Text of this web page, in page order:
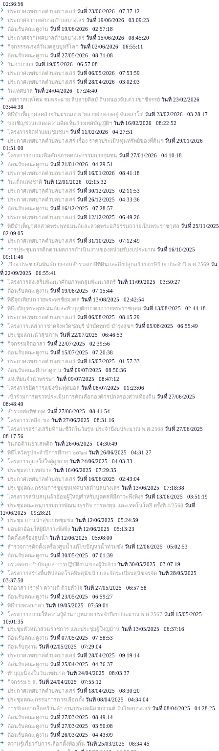
02:36:56
ประกาศเทศบาลตำบลบางเสร่ วันที่ 23/06/2026 07:37:12
ประกาศจากเทศบาลตำบลบางเสร่ วันที่ 19/06/2026 03:09:23
ต้อนรับคณะดูงาน วันที่ 19/06/2026 02:57:18
ประกาศจากเทศบาลตำบลบางเสร่ วันที่ 15/06/2026 08:45:20
กิจกรรรณรงค์วันงดสูบบุหรี่โลก วันที่ 02/06/2026 06:55:11
ต้อนรับคณะดูงาน วันที่ 27/05/2026 08:31:08
วันอาภากร วันที่ 19/05/2026 06:57:08
ประกาศเทศบาลตำบลบางเสร่ วันที่ 06/05/2026 07:53:59
ประกาศเทศบาลตำบลบางเสร่ วันที่ 28/04/2026 03:02:03
วันเทศบาล วันที่ 24/04/2026 07:24:40
เทศกาลแห่โคม ชมพระฉาย สืบสายศิลป์ ถิ่นหนองจับเต่า เขาชีจรรย์ วันที่ 23/02/2026
03:44:38
พิธีบำเพ็ญกุศลคล้ายวันมรณภาพ 'หลวงพ่อทองอยู่ จันทสาโร' วันที่ 23/02/2026 03:28:17
ขอเชิญชวนแสดงความคิดเห็นร่างเทศบัญญัติฯ วันที่ 16/02/2026 08:22:52
โครงการจัดทำแผนชุมชนฯ วันที่ 11/02/2026 04:27:51
ประกาศเทศบาลตำบลบางเสร่ เรื่อง ราคาประเมินทุนทรัพย์ของที่ดินฯ วันที่ 29/01/2026
01:51:00
โครงการอบรมเพื่มศักยภาพคณะกรรมการชุมชน วันที่ 27/01/2026 04:10:18
ต้อนรับคณะดูงาน วันที่ 21/01/2026 04:29:51
ประกาศเทศบาลตำบลบางเสร่ วันที่ 16/01/2026 08:41:18
วันเด็กแห่งชาติ วันที่ 12/01/2026 02:15:32
ประกาศเทศบาลตำบลบางเสร่ วันที่ 30/12/2025 02:11:53
ประกาศเทศบาลตำบลบางเสร่ วันที่ 26/12/2025 04:33:36
ต้อนรับคณะดูงาน วันที่ 16/12/2025 07:28:57
ประกาศเทศบาลตำบลบางเสร่ วันที่ 12/12/2025 06:49:26
พิธีบำเพ็ญกุศลสวดพระพุทธมนต์และสวดพระอภิธรรมถวายเป็นพระราชกุศล วันที่ 25/11/2025
02:09:05
ประกาศเทศบาลตำบลบางเสร่ วันที่ 31/10/2025 07:12:49
การประชุมการติดตามผลการดำเนินงานของหน่วยรับงบประมาณ วันที่ 16/10/2025
09:11:46
เรื่อง ประชาสัมพันธ์การออกสำรวจภาษีที่ดินและสิ่งปลูกสร้าง ภาษีป้าย ประจำปี พ.ศ.2569 วัน
ที่ 22/09/2025 06:55:41
โครงการส่งเสริมพัฒนาศักยภาพกลุ่มพัฒนาสตรี วันที่ 11/09/2025 03:50:27
ต้อนรับคณะดูงาน วันที่ 19/08/2025 07:15:44
พิธีจุดเทียนถวายพระพรชัยมงคล วันที่ 13/08/2025 02:42:54
พิธีเจริญพระพุทธมนต์และทำบุญตักบาตรถวายพระราชกุศล วันที่ 13/08/2025 02:44:18
ประกาศเทศบาลตำบลบางเสร่ วันที่ 06/08/2025 08:15:29
โครงการเหล่ากาชาดจังหวัดชลบุรี บำบัดทุกข์ บำรุงสุขฯ วันที่ 05/08/2025 06:55:49
ประชุมแกนนำสุขภาพ วันที่ 22/07/2025 06:46:53
กิจกรรมจิตอาสา วันที่ 22/07/2025 02:39:56
ต้อนรับคณะดูงาน วันที่ 15/07/2025 07:20:38
ประกาศเทศบาลตำบลบางเสร่ วันที่ 15/07/2025 01:57:33
ต้อนรับคณะศึกษาดูงาน วันที่ 09/07/2025 08:50:36
แห่เทียนจำนำพรรษา วันที่ 09/07/2025 08:47:12
โครงการปิดการแข่งขันฟุตบอล วันที่ 08/07/2025 01:23:06
เข้าร่วมการตรวจประเมินการคัดเลือกองค์กรปกครองส่วนท้องถิ่น วันที่ 27/06/2025
08:48:49
สำรวจท่อที่ชำรุด วันที่ 27/06/2025 08:41:54
โครงการเหลือ-ขอ วันที่ 27/06/2025 08:31:16
โครงการสร้างเสริมทักษะชีวิตในวัยรุ่น ประจำปีงบประมาณ พ.ศ.2568 วันที่ 27/06/2025
08:17:56
วันต่อต้านยาเสพติด วันที่ 26/06/2025 04:30:49
พิธีไหว้ครูประจำปีการศึกษา ๒๕๖๘ วันที่ 26/06/2025 04:31:27
โครงการดูแลใส่ใจผู้สูงอายุ วันที่ 24/06/2025 04:03:33
ประชุมสภาเทศบาล วันที่ 16/06/2025 07:29:35
ประกาศเทศบาลตำบลบางเสร่ วันที่ 16/06/2025 02:43:04
ประชุมคณะกรรมการชุมชนเทศบาลตำบลบางเสร่ วันที่ 13/06/2025 07:18:38
โครงการสนับสนุนผ้าอ้อมผู้ใหญ่สำหรับบุคคลที่มีภาวะพึ่งพิงฯ วันที่ 13/06/2025 03:51:19
ประชุมคณะอนุกรรมการพัฒนาธุรกิจ การลงทุน และเทคโนโลยี ครั้งที่ 4/2568 วันที่
12/06/2025 09:28:21
ประชุม แกนนำสุขภาพชุมชน วันที่ 12/06/2025 05:24:59
มอบผ้าอ้อมให้ผู้มีภาวะพึ่งพิง วันที่ 12/06/2025 05:13:23
ติดตั้งเครื่องสูบน้ำ วันที่ 12/06/2025 05:08:00
สำรวจการติดตั้งเครื่องสูบน้ำแก้ไขปัญหาน้ำท่วมขัง วันที่ 12/06/2025 05:02:53
ต้อนรับคณะดูงาน วันที่ 30/05/2025 07:01:39
ตรวจสอบ กำกับดูแล การปฏิบัติงานของผู้รับจ้าง วันที่ 30/05/2025 03:07:19
โครงการสร้างพื้นที่ปลอดโรคพิษสุนัขบ้า และจัดระเบียบสุนัขจรจัด วันที่ 28/05/2025
03:37:50
จิตอาสา เราทำ ความดี ด้วยหัวใจ วันที่ 27/05/2025 06:57:58
ต้อนรับคณะดูงาน วันที่ 23/05/2025 06:59:27
พิธีวางพวงมาลา วันที่ 19/05/2025 07:59:01
โครงการอบรมให้ความรู้ด้านกฎหมาย ประจำปีงบประมาณ พ.ศ.2567 วันที่ 15/05/2025
10:01:35
ประชุมหัวหน้าส่วนราชการ และประชุมผู้ใหญ่บ้าน วันที่ 13/05/2025 06:37:16
ต้อนรับคณะดูงาน วันที่ 07/05/2025 07:58:53
ต้อนรับดูงาน วันที่ 02/05/2025 07:29:04
ประกาศเทศบาลตำบลบางเสร่ วันที่ 28/04/2025 09:19:14
ต้อนรับคณะดูงาน วันที่ 25/04/2025 04:36:37
ทำบุญเนื่องในวันเทศบาล วันที่ 24/04/2025 08:03:37
กิจกรรม 5 ส. วันที่ 24/04/2025 07:55:12
ประกาศเทศบาลตำบลบางเสร่ วันที่ 18/04/2025 08:30:20
ประชุมคณะกรรมการการเลือกตั้ง วันที่ 08/04/2025 04:34:04
การจับสลากล็อคร้านค้า งานประเพณีสงกรานต์ วันไหลบางเสร่ วันที่ 08/04/2025 04:28:25
ต้อนรับคณะดูงาน วันที่ 27/03/2025 08:49:14
ต้อนรับคณะดูงาน วันที่ 27/03/2025 03:50:08
ต้อนรับคณะดูงาน วันที่ 26/03/2025 04:43:09
ความรู้เกี่ยวกับการเลือกตั้งท้องถิ่น วันที่ 25/03/2025 08:34:45